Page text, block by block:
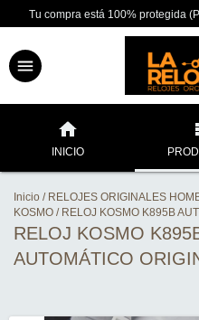
Tu compra está 100% protegida
INICIO
Inicio / RELOJES ORIGINALES
KOSMO / RELOJ KOSMO K895B
RELOJ KOSMO
AUTOMÁTICO